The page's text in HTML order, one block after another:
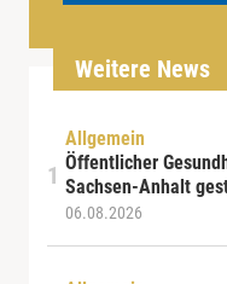
Weitere News
Allgemein
Öffentlicher
Sachsen-Anhalt
06.08.2026